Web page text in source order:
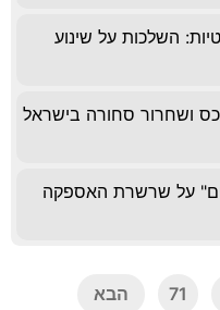
השלכות על שינוע
מסין, מכס ושחרור סחורה בישראל
על שרשרת האספקה
71 הבא